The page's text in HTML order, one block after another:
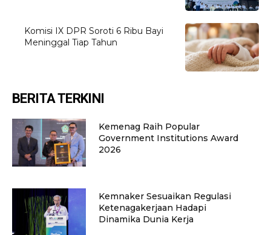
Komisi IX DPR Soroti 6 Ribu Bayi
Meninggal Tiap Tahun
BERITA TERKINI
Kemenag Raih Popular
Government Institutions Award
2026
Kemnaker Sesuaikan Regulasi
Ketenagakerjaan Hadapi
Dinamika Dunia Kerja